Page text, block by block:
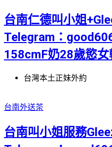
台南仁德叫小姐
Telegram：
158cmF奶28歲慾女
台灣本土正妹外約
台南外送茶
台南叫小姐服務